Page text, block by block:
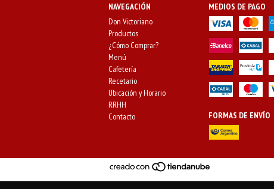
NAVEGACIÓN
Don Victoriano
Productos
¿Cómo Comprar?
Menú
Cafetería
Recetario
Ubicación y Horario
RRHH
Contacto
MEDIOS DE PAGO
FORMAS DE ENVÍO